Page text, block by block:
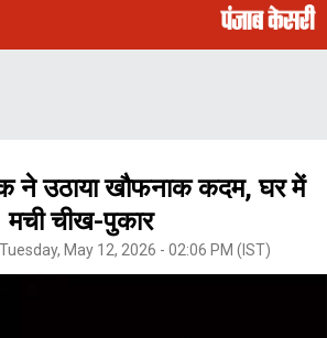
ने उठाया खौफनाक कदम, घर में
मची चीख-पुकार
May 12, 2026 - 02:06 PM (IST)